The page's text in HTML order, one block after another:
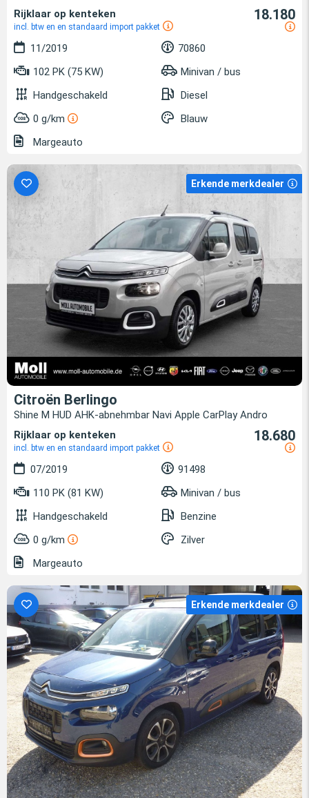
Rijklaar op kenteken
incl. btw en en standaard import pakket
18.180
11/2019
70860
102 PK (75 KW)
Minivan / bus
Handgeschakeld
Diesel
0 g/km
Blauw
Margeauto
Erkende merkdealer
Citroën Berlingo
Shine M HUD AHK-abnehmbar Navi Apple CarPlay Andro
Rijklaar op kenteken
incl. btw en en standaard import pakket
18.680
07/2019
91498
110 PK (81 KW)
Minivan / bus
Handgeschakeld
Benzine
0 g/km
Zilver
Margeauto
Erkende merkdealer